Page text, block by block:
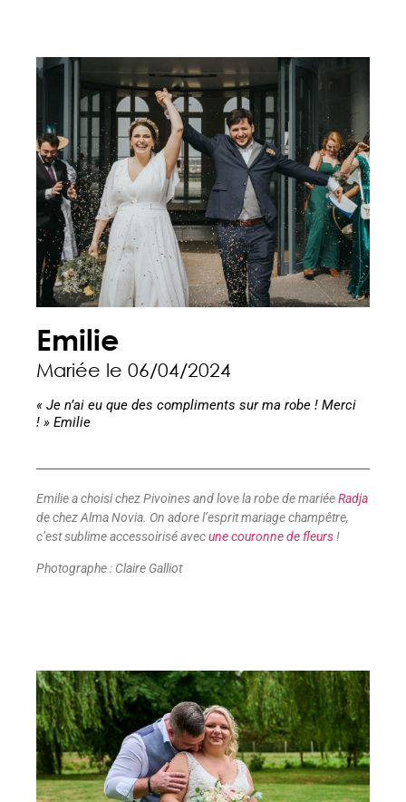
Emilie
Mariée le 06/04/2024
« Je n’ai eu que des compliments sur ma robe ! Merci
! » Emilie
Emilie a choisi chez Pivoines and love la robe de mariéeRadja
de chez Alma Novia. On adore l’esprit mariage champêtre,
c’est sublime accessoirisé avecune couronne de fleurs !
Photographe : Claire Galliot